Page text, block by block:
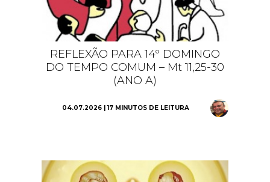
REFLEXÃO PARA 14º DOMINGO
DO TEMPO COMUM – Mt 11,25-30
(ANO A)
04.07.2026 | 17 MINUTOS DE LEITURA